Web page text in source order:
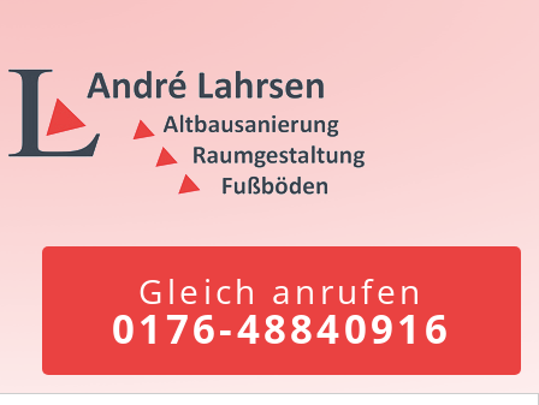
Gleich anrufen
0176-48840916